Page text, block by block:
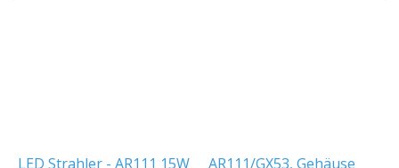
LED Strahler - AR111 15W
AR111/GX53, Gehäuse